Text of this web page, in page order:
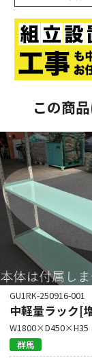
この商
GU1RK-250916-001
中軽量ラック[
W1800×D450×H35
群馬